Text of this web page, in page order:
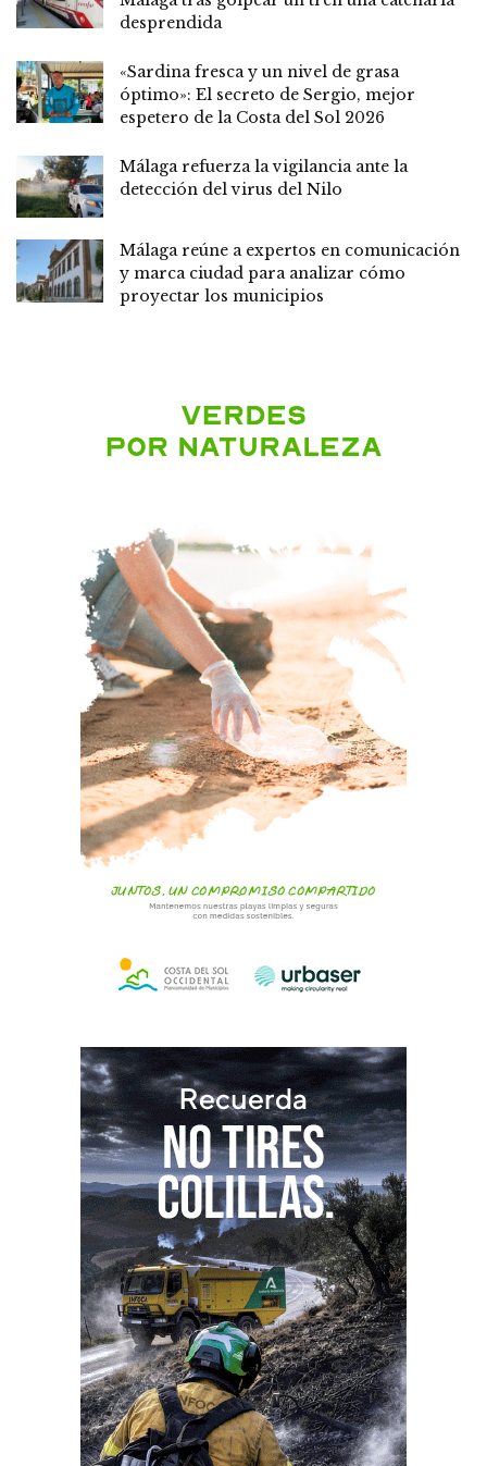
desprendida
«Sardina fresca y un nivel de grasa
óptimo»: El secreto de Sergio, mejor
espetero de la Costa del Sol 2026
Málaga refuerza la vigilancia ante la
detección del virus del Nilo
Málaga reúne a expertos en comunicación
y marca ciudad para analizar cómo
proyectar los municipios